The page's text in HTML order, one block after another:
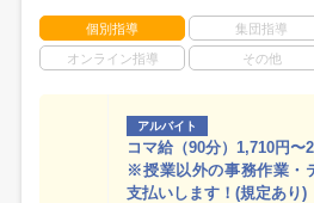
個別指導 集団指導
オンライン指導 その他
アルバイト
コマ給（90分）1,710円〜
※授業以外の事務作業・
支払いします！(規定あり)